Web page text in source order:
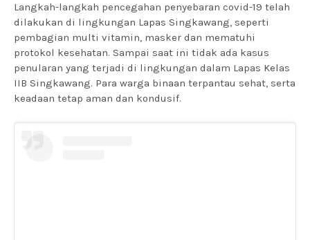
Langkah-langkah pencegahan penyebaran covid-19 telah
dilakukan di lingkungan Lapas Singkawang, seperti
pembagian multi vitamin, masker dan mematuhi
protokol kesehatan. Sampai saat ini tidak ada kasus
penularan yang terjadi di lingkungan dalam Lapas Kelas
IIB Singkawang. Para warga binaan terpantau sehat, serta
keadaan tetap aman dan kondusif.